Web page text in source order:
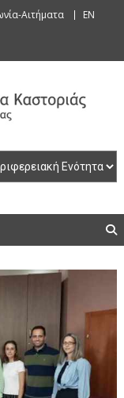
Αιτήματα EN